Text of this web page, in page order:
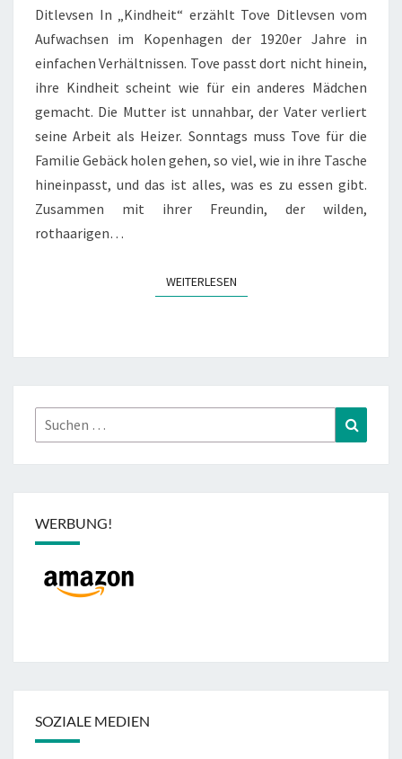
Ditlevsen In „Kindheit“ erzählt Tove Ditlevsen vom
Aufwachsen im Kopenhagen der 1920er Jahre in
einfachen Verhältnissen. Tove passt dort nicht hinein,
ihre Kindheit scheint wie für ein anderes Mädchen
gemacht. Die Mutter ist unnahbar, der Vater verliert
seine Arbeit als Heizer. Sonntags muss Tove für die
Familie Gebäck holen gehen, so viel, wie in ihre Tasche
hineinpasst, und das ist alles, was es zu essen gibt.
Zusammen mit ihrer Freundin, der wilden,
rothaarigen…
WEITERLESENWEITERLESEN
Suchen
nach:
WERBUNG!
SOZIALE MEDIEN